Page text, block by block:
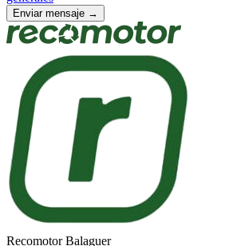
Enviar mensaje →
Recomotor Balaguer